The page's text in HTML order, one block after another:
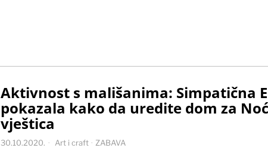
Aktivnost s mališanima: Simpatična
pokazala kako da uredite dom za Noć
vještica
30.10.2020. Art i craft · ZABAVA